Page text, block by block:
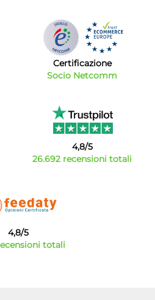
Certificazione
Socio Netcomm
4,8/5
26.692 recensioni totali
4,8/5
totali